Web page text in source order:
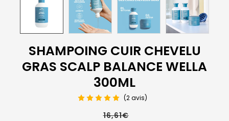
SHAMPOING CUIR CHEVELU
GRAS SCALP BALANCE WELLA
300ML
(2 avis)
16,61€